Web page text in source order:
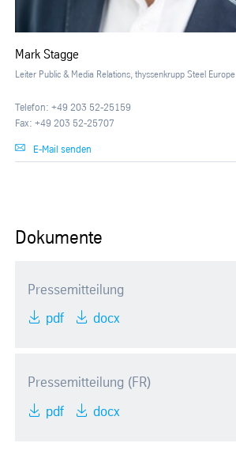
Mark Stagge
Leiter Public & Media Relations, thyssenkrupp Steel Europe
Telefon: +49 203 52-25159
Fax: +49 203 52-25707
E-Mail senden
Dokumente
Pressemitteilung
pdf docx
Pressemitteilung (FR)
pdf docx